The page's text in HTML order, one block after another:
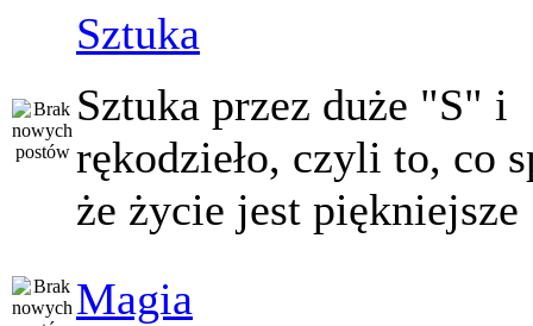
Sztuka
Sztuka przez duże "S" i
rękodzieło, czyli to, co
że życie jest piękniejsze
Magia